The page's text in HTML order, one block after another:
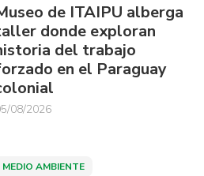
de ITAIPU alberga
donde exploran
del trabajo
en el Paraguay
08/2026
MEDIO AMBIENTE